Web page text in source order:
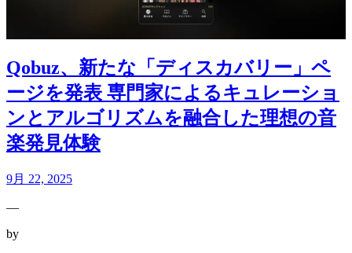
Qobuz、新たな「ディスカバリー」ペ
ージを発表 専門家によるキュレーショ
ンとアルゴリズムを融合した理想の音
楽発見体験
9月 22, 2025
—
by